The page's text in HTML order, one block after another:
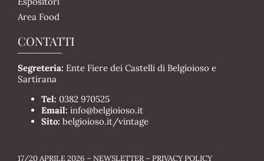
Area Food
CONTATTI
Segreteria: Ente Fiere dei Castelli di Belgioioso e
Sartirana
Tel: 0382 970525
Email: info@belgioioso.it
Sito: belgioioso.it/vintage
17/20 APRILE 2026 – NEWSLETTER– PRIVACY POLICY